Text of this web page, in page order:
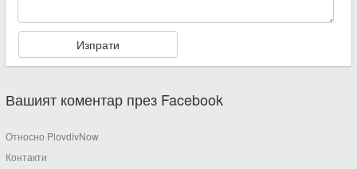
Вашият коментар през Facebook
Относно PlovdivNow
Контакти